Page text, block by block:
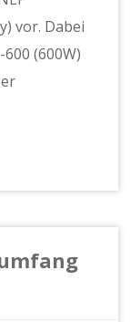
vor. Dabei
(600W)